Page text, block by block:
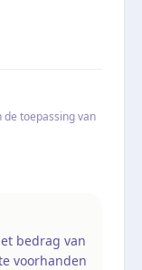
toepassing van
bedrag van
voorhanden